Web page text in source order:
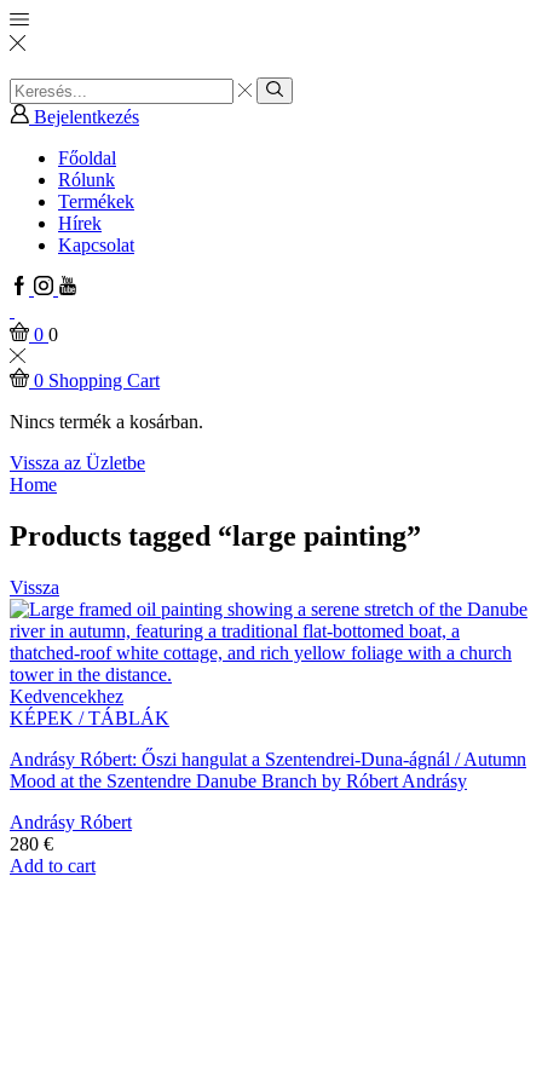
Search
input
Search
Bejelentkezés
Főoldal
Rólunk
Termékek
Hírek
Kapcsolat
Facebook
Instagram
Youtube
0 0
0 Shopping Cart
Nincs termék a kosárban.
Vissza az Üzletbe
Home
Products tagged “large painting”
Vissza
Kedvencekhez
KÉPEK / TÁBLÁK
Andrásy Róbert: Őszi hangulat a Szentendrei-Duna-ágnál / Autumn
Mood at the Szentendre Danube Branch by Róbert Andrásy
Andrásy Róbert
280 €
Add to cart